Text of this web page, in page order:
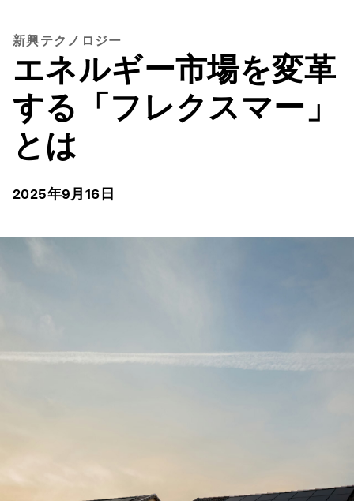
新興テクノロジー
エネルギー市場を変革
する「フレクスマー」
とは
2025年9月16日